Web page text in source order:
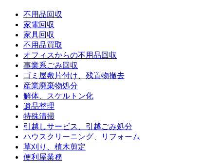
不用品回収
家電回収
家具回収
不用品買取
オフィスからの不用品回収
事業系ごみ回収
ゴミ屋敷片付け、残置物撤去
産業廃棄物処分
解体、スケルトン化
遺品整理
特殊清掃
引越しサービス、引越ごみ処分
ハウスクリーニング、リフォーム
草刈り、植木剪定
便利屋業務